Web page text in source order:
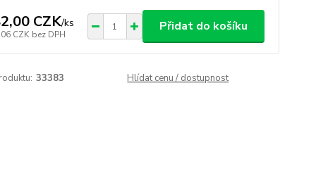
CZK/ks
CZK bez DPH
Přidat do košíku
33383 Hlídat cenu / dostupnost